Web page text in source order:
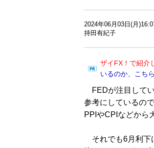
2024年06月03日(月
持田有紀子
ザイFX！で紹介
いるのか、こち
FEDが注目して
参考にしているの
PPIやCPIなどから
それでも6月利下